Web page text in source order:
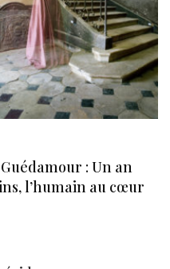
: Un an
l’humain au cœur